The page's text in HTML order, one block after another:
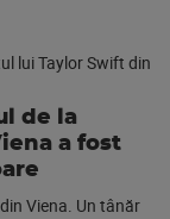
de la
a fost